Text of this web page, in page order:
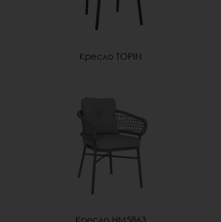
Кресло TOPIN
Кресло HM5863